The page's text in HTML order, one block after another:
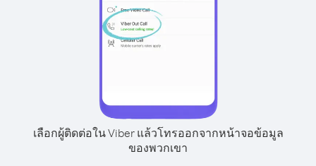
เลือกผู้ติดต่อใน Viber แล้วโทรออกจากหน้าจอข้อมูล
ของพวกเขา